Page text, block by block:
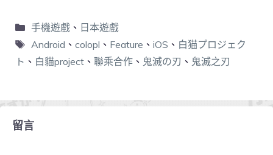
手機遊戲、 日本遊戲
Android 、 colopl 、 Feature 、 iOS 、 白猫プロジェク
ト 、 白貓project 、 聯乘合作 、 鬼滅の刃 、 鬼滅之刃
留言